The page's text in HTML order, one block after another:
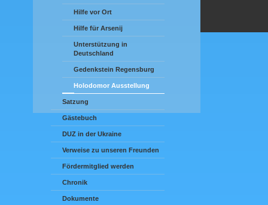
Hilfe vor Ort
Hilfe für Arsenij
Unterstützung in
Deutschland
Gedenkstein Regensburg
Holodomor Ausstellung
Satzung
Gästebuch
DUZ in der Ukraine
Verweise zu unseren Freunden
Fördermitglied werden
Chronik
Dokumente